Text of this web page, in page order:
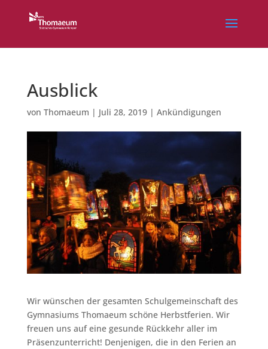
Ausblick
von Thomaeum | Juli 28, 2019| Ankündigungen
Wir wünschen der gesamten Schulgemeinschaft des
Gymnasiums Thomaeum schöne Herbstferien. Wir
freuen uns auf eine gesunde Rückkehr aller im
Präsenzunterricht! Denjenigen, die in den Ferien an